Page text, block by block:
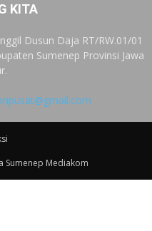
KITA
Dusun Daja RT/RW.01/01
Sumenep Provinsi Jawa
Sumenep Mediakom